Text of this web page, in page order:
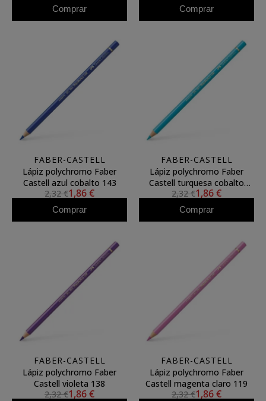
Comprar Comprar
FABER-CASTELL
Lápiz polychromo Faber
Castell azul cobalto 143
2,32 €1,86 €
Comprar
FABER-CASTELL
Lápiz polychromo Faber
Castell turquesa cobalto
claro 154
2,32 €1,86 €
Comprar
FABER-CASTELL
Lápiz polychromo Faber
Castell violeta 138
2,32 €1,86 €
FABER-CASTELL
Lápiz polychromo Faber
Castell magenta claro 119
2,32 €1,86 €